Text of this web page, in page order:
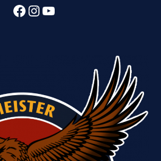
sichert
2.
Tabellenplatz
in
Regionsliga
Facebook
Instagram
YouTube